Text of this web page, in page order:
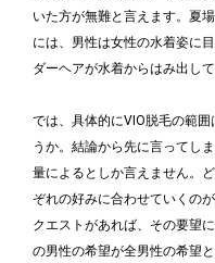
いた方が無難と言えます。夏
には、男性は女性の水着姿に
ダーヘアが水着からはみ出し
では、具体的にVIO脱毛の範
うか。結論から先に言ってし
量によるとしか言えません。
ぞれの好みに合わせていくの
クエストがあれば、その要望
の男性の希望が全男性の希望